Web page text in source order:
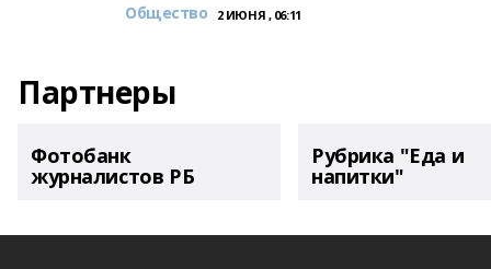
Общество 2 ИЮНЯ , 06:11
Партнеры
Фотобанк
журналистов РБ
Рубрика "Еда и
напитки"